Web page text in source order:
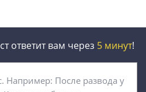
ответит вам через 5 минут!